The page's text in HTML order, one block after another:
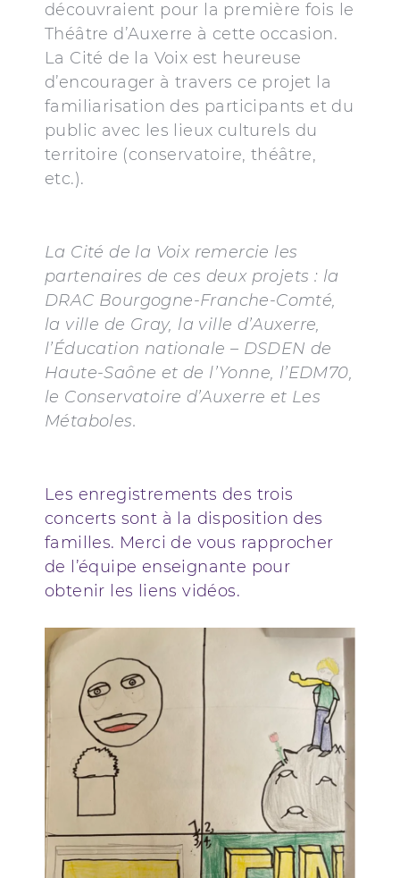
découvraient pour la première fois le
Théâtre d’Auxerre à cette occasion.
La Cité de la Voix est heureuse
d’encourager à travers ce projet la
familiarisation des participants et du
public avec les lieux culturels du
territoire (conservatoire, théâtre,
etc.).
La Cité de la Voix remercie les
partenaires de ces deux projets : la
DRAC Bourgogne-Franche-Comté,
la ville de Gray, la ville d’Auxerre,
l’Éducation nationale – DSDEN de
Haute-Saône et de l’Yonne, l’EDM70,
le Conservatoire d’Auxerre et Les
Métaboles.
Les enregistrements des trois
concerts sont à la disposition des
familles. Merci de vous rapprocher
de l’équipe enseignante pour
obtenir les liens vidéos.